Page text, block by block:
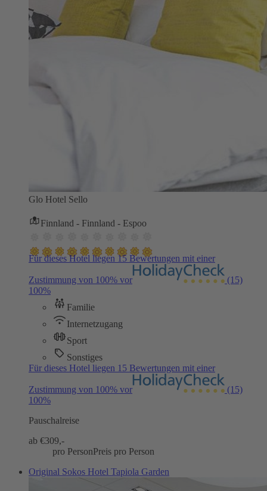
Glo Hotel Sello
Finnland - Finnland - Espoo
Für dieses Hotel liegen 15 Bewertungen mit einer
Zustimmung von 100% vor
(15)
100%
Familie
Internetzugang
Sport
Sonstiges
Für dieses Hotel liegen 15 Bewertungen mit einer
Zustimmung von 100% vor
(15)
100%
Pauschalreise
ab €309,-
pro PersonPreis pro Person
Original Sokos Hotel Tapiola Garden